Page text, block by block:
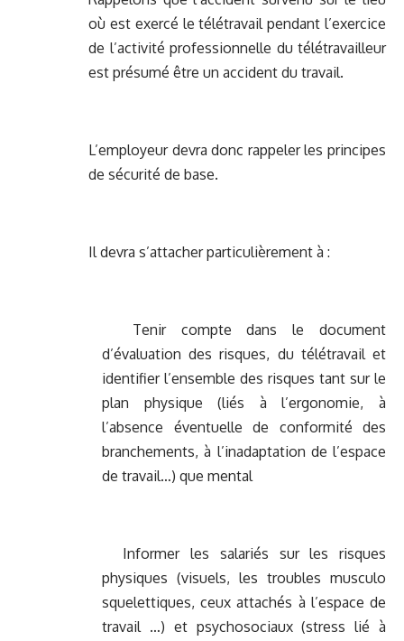
où est exercé le télétravail pendant l’exercice
de l’activité professionnelle du télétravailleur
est présumé être un accident du travail.
L’employeur devra donc rappeler les principes
de sécurité de base.
Il devra s’attacher particulièrement à :
Tenir compte dans le document
d’évaluation des risques, du télétravail et
identifier l’ensemble des risques tant sur le
plan physique (liés à l’ergonomie, à
l’absence éventuelle de conformité des
branchements, à l’inadaptation de l’espace
de travail…) que mental
Informer les salariés sur les risques
physiques (visuels, les troubles musculo
squelettiques, ceux attachés à l’espace de
travail …) et psychosociaux (stress lié à